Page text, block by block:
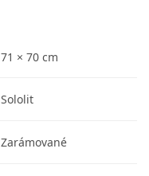
71 × 70 cm
Sololit
Zarámované